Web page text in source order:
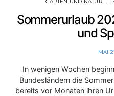
Sommerurlaub
und
MAI
In wenigen Wochen
Bundesländern die
bereits vor Monaten ihren